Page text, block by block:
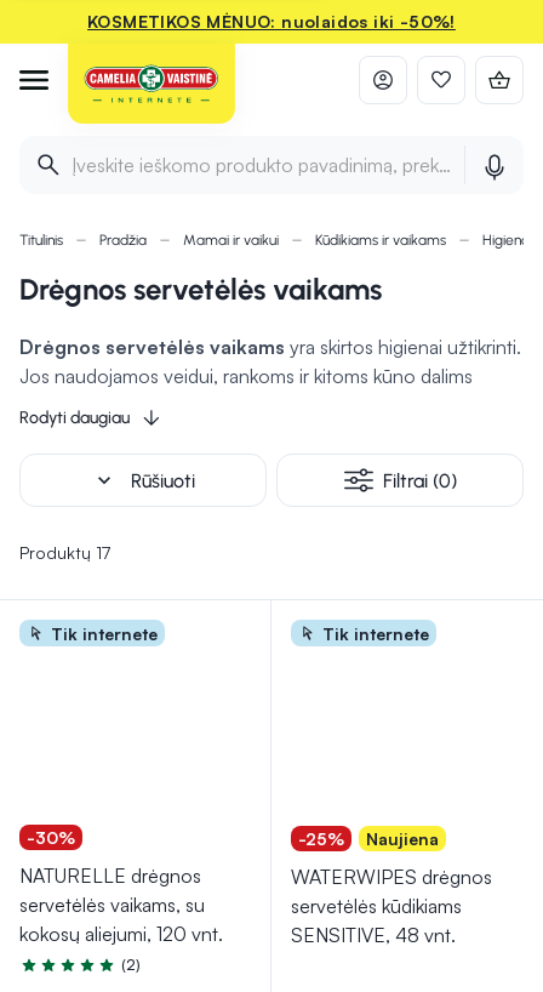
KOSMETIKOS MĖNUO: nuolaidos iki -50%!
Įveskite ieškomo produkto pavadinimą, prekės ženklą ir
Titulinis Pradžia Mamai ir vaikui Kūdikiams ir vaikams Higienos
Drėgnos servetėlės vaikams
Drėgnos servetėlės vaikams yra skirtos higienai užtikrinti.
Jos naudojamos veidui, rankoms ir kitoms kūno dalims
valyti, ypač kai nėra galimybės naudoti vandens ir muilo.
Šios servetėlės yra švelnios sudėties, kurios
odos
, ir gali būti praturtintos drėkinančiomis medžiagomis.
Jos yra patogios, priglunda prie kūno, tad tinka tiek
pat gali būti naudingos tėvams, siekiant greitai nuvalyti vaiko
Rodyti daugiau
expand_more Rūšiuoti Filtrai (0)
Produktų 17
Tik internete
-30%
NATURELLE drėgnos
servetėlės vaikams, su
kokosų aliejumi, 120 vnt.
Įvertinimas 5.0 iš 5
(2)
Tik internete
-25% Naujiena
WATERWIPES drėgnos
servetėlės kūdikiams
SENSITIVE, 48 vnt.